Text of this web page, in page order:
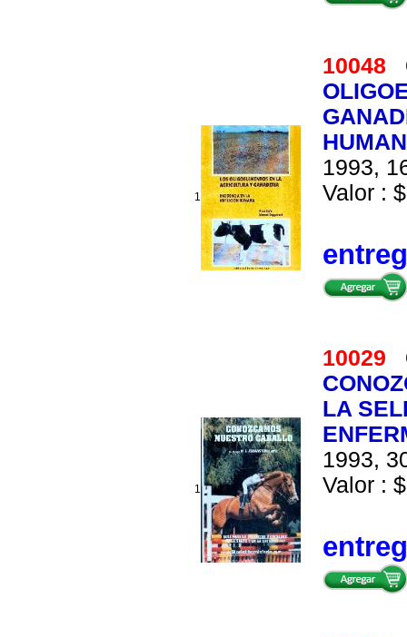
1
10048
1993,
Valor :
1
10029
LA
1993,
Valor :